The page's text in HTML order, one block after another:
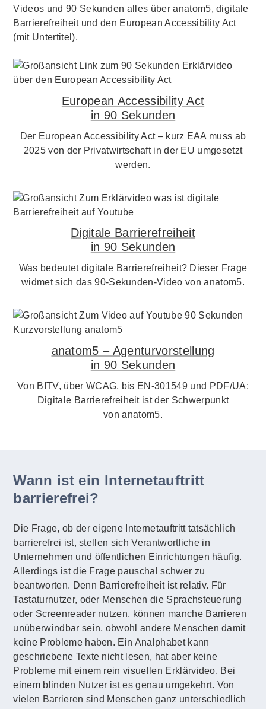
Videos und 90 Sekunden alles über anatom5, digitale
Barrierefreiheit und den European Accessibility Act
(mit Untertitel).
European Accessibility Act
in 90 Sekunden
Der European Accessibility Act – kurz EAA muss ab
2025 von der Privatwirtschaft in der EU umgesetzt
werden.
Digitale Barrierefreiheit
in 90 Sekunden
Was bedeutet digitale Barrierefreiheit? Dieser Frage
widmet sich das 90-Sekunden-Video von anatom5.
anatom5 – Agenturvorstellung
in 90 Sekunden
Von BITV, über WCAG, bis EN-301549 und PDF/UA:
Digitale Barrierefreiheit ist der Schwerpunkt
von anatom5.
Wann ist ein Internetauftritt
barrierefrei?
Die Frage, ob der eigene Internetauftritt tatsächlich
barrierefrei ist, stellen sich Verantwortliche in
Unternehmen und öffentlichen Einrichtungen häufig.
Allerdings ist die Frage pauschal schwer zu
beantworten. Denn Barrierefreiheit ist relativ. Für
Tastaturnutzer, oder Menschen die Sprachsteuerung
oder Screenreader nutzen, können manche Barrieren
unüberwindbar sein, obwohl andere Menschen damit
keine Probleme haben. Ein Analphabet kann
geschriebene Texte nicht lesen, hat aber keine
Probleme mit einem rein visuellen Erklärvideo. Bei
einem blinden Nutzer ist es genau umgekehrt. Von
vielen Barrieren sind Menschen ganz unterschiedlich